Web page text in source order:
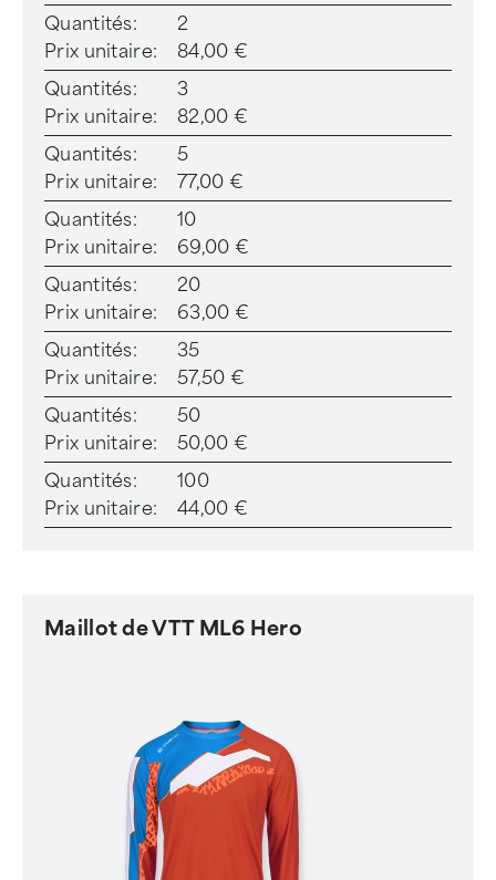
Quantités:
2
Prix unitaire:
84,00 €
Quantités:
3
Prix unitaire:
82,00 €
Quantités:
5
Prix unitaire:
77,00 €
Quantités:
10
Prix unitaire:
69,00 €
Quantités:
20
Prix unitaire:
63,00 €
Quantités:
35
Prix unitaire:
57,50 €
Quantités:
50
Prix unitaire:
50,00 €
Quantités:
100
Prix unitaire:
44,00 €
Maillot de VTT ML6 Hero